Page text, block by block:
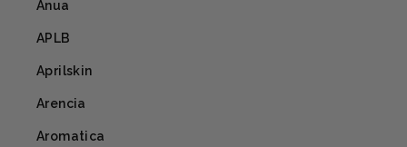
Anua
APLB
Aprilskin
Arencia
Aromatica